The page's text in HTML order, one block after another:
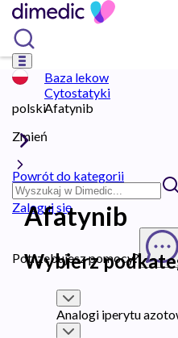
polski
Zmień
Zaloguj się
Potrzebujesz pomocy?
Baza lekow
Cytostatyki
Afatynib
Powrót do kategorii
Afatynib
Wybierz
Analogi iperytu